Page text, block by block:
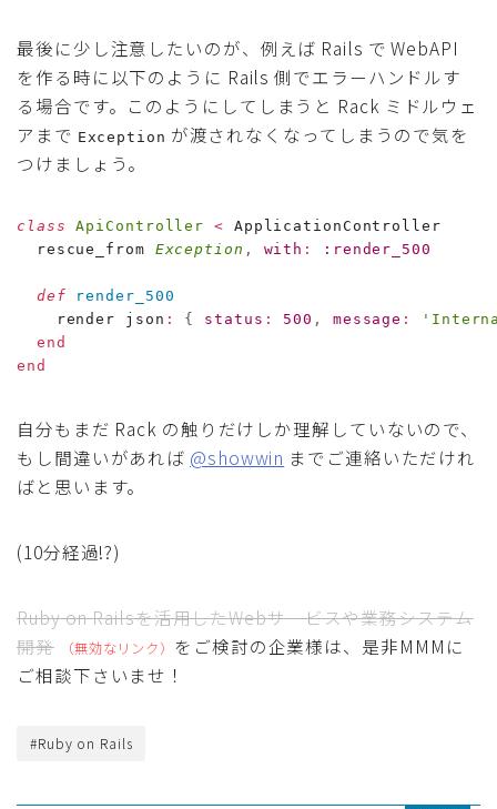
最後に少し注意したいのが、例えば Rails で WebAPI
を作る時に以下のように Rails 側でエラーハンドルす
る場合です。このようにしてしまうと Rack ミドルウェ
アまで Exception が渡されなくなってしまうので気を
つけましょう。
class ApiController < ApplicationController
  rescue_from
Exception , with : :render_500
def
render_500
    render json
: { status : 500 , message :
end
end
自分もまだ Rack の触りだけしか理解していないので、
もし間違いがあれば @showwin までご連絡いただけれ
ばと思います。
(10分経過!?)
Ruby on Railsを活用したWebサービスや業務システム
開発
をご検討の企業様は、是非MMMに
ご相談下さいませ！
#Ruby on Rails